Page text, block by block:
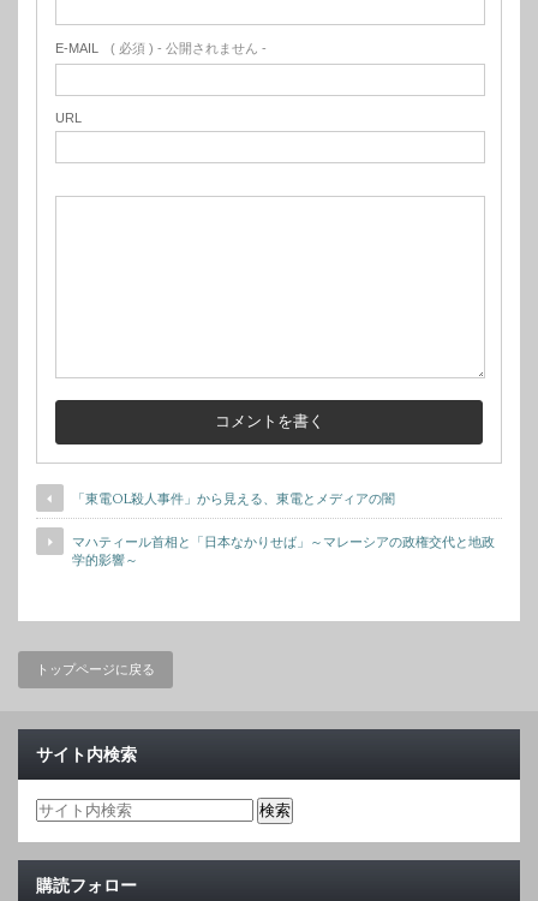
E-MAIL ( 必須 ) - 公開されません -
URL
「東電OL殺人事件」から見える、東電とメディアの闇
マハティール首相と「日本なかりせば」～マレーシアの政権交代と地政
学的影響～
トップページに戻る
サイト内検索
購読フォロー